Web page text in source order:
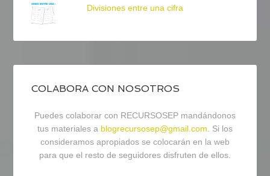
Divisiones entre una cifra
COLABORA CON NOSOTROS
Puedes colaborar con RECURSOSEP mandándonos
tus materiales a blogrecursosep@gmail.com. Si los
consideramos apropiados se colocarán en la web
para que el resto de seguidores disfruten de ellos.